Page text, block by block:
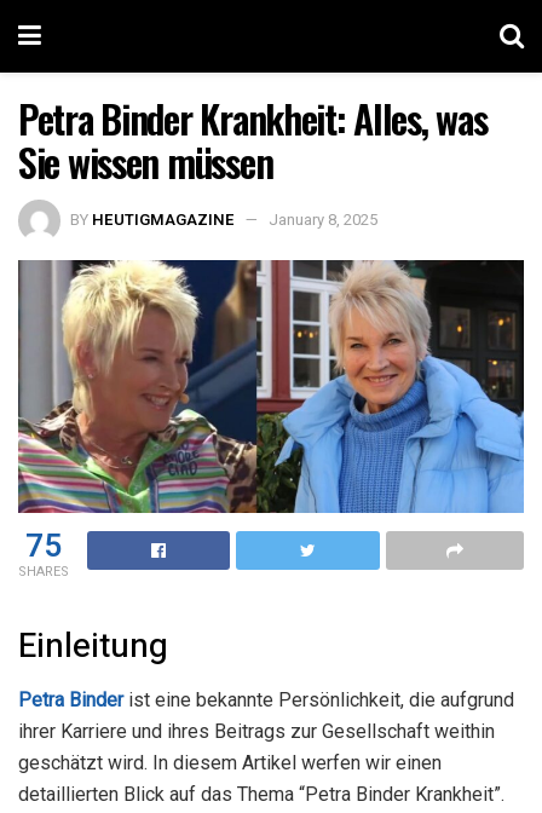
Petra Binder Krankheit: Alles, was
Sie wissen müssen
BY HEUTIGMAGAZINE January 8, 2025
75
SHARES
Einleitung
Petra Binderist eine bekannte Persönlichkeit, die aufgrund
ihrer Karriere und ihres Beitrags zur Gesellschaft weithin
geschätzt wird. In diesem Artikel werfen wir einen
detaillierten Blick auf das Thema “Petra Binder Krankheit”.